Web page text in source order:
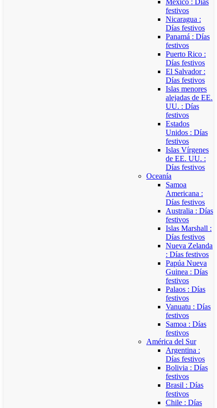
México : Días
festivos
Nicaragua :
Días festivos
Panamá : Días
festivos
Puerto Rico :
Días festivos
El Salvador :
Días festivos
Islas menores
alejadas de EE.
UU. : Días
festivos
Estados
Unidos : Días
festivos
Islas Vírgenes
de EE. UU. :
Días festivos
Oceanía
Samoa
Americana :
Días festivos
Australia : Días
festivos
Islas Marshall :
Días festivos
Nueva Zelanda
: Días festivos
Papúa Nueva
Guinea : Días
festivos
Palaos : Días
festivos
Vanuatu : Días
festivos
Samoa : Días
festivos
América del Sur
Argentina :
Días festivos
Bolivia : Días
festivos
Brasil : Días
festivos
Chile : Días